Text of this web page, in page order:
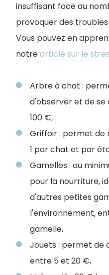
insuffisant face au
provoquer des
Vous pouvez en
notrearticle sur le
Arbre à chat :
d'observer et de se
100 €,
Griffoir : permet de
1 par chat et par
Gamelles : au
pour la nourriture,
d'autres petites
l'environnement,
gamelle,
Jouets : permet de
entre 5 et 20 €,